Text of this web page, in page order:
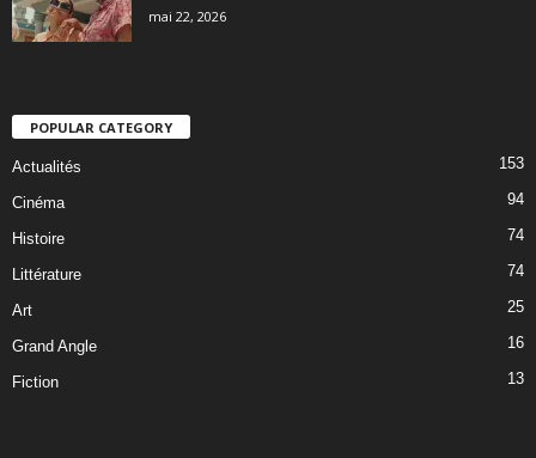
mai 22, 2026
POPULAR CATEGORY
Actualités 153
Cinéma 94
Histoire 74
Littérature 74
Art 25
Grand Angle 16
Fiction 13